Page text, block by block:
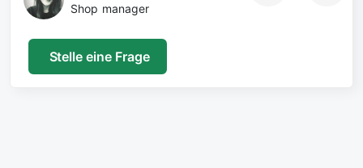
Shop manager
Stelle eine Frage